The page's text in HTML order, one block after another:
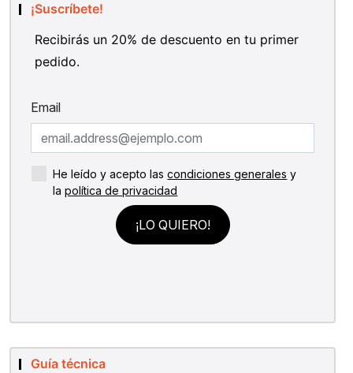
¡Suscríbete!
Recibirás un 20% de descuento en tu primer
pedido.
Guía técnica